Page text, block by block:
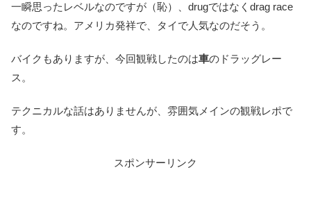
一瞬思ったレベルなのですが（恥）、drugではなくdrag race
なのですね。アメリカ発祥で、タイで人気なのだそう。
バイクもありますが、今回観戦したのは車のドラッグレー
ス。
テクニカルな話はありませんが、雰囲気メインの観戦レポで
す。
スポンサーリンク